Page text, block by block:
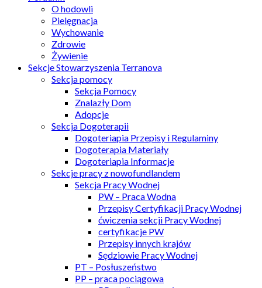
O hodowli
Pielęgnacja
Wychowanie
Zdrowie
Żywienie
Sekcje Stowarzyszenia Terranova
Sekcja pomocy
Sekcja Pomocy
Znalazły Dom
Adopcje
Sekcja Dogoterapii
Dogoteriapia Przepisy i Regulaminy
Dogoterapia Materiały
Dogoteriapia Informacje
Sekcje pracy z nowofundlandem
Sekcja Pracy Wodnej
PW – Praca Wodna
Przepisy Certyfikacji Pracy Wodnej
ćwiczenia sekcji Pracy Wodnej
certyfikacje PW
Przepisy innych krajów
Sędziowie Pracy Wodnej
PT – Posłuszeństwo
PP – praca pociągowa